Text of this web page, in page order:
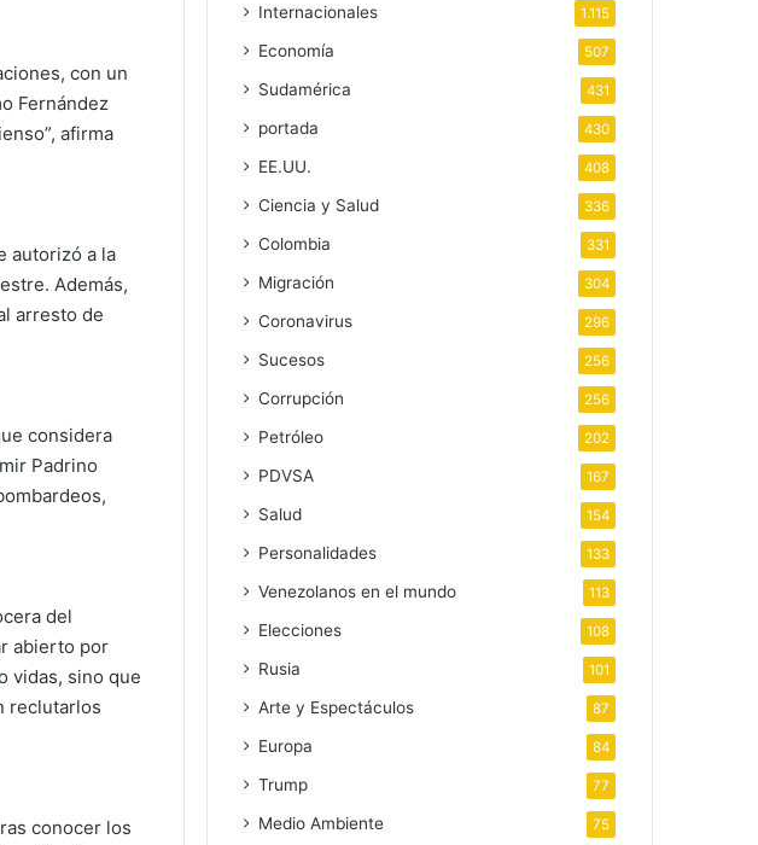
con un
Fernández
afirma
autorizó a la
Además,
arresto de
considera
Padrino
del
abierto por
vidas, sino que
reclutarlos
conocer los
Internacionales 1.115
Economía 507
Sudamérica 431
portada 430
EE.UU. 408
Ciencia y Salud 336
Colombia 331
Migración 304
Coronavirus 296
Sucesos 256
Corrupción 256
Petróleo 202
PDVSA 167
Salud 154
Personalidades 133
Venezolanos en el mundo 113
Elecciones 108
Rusia 101
Arte y Espectáculos 87
Europa 84
Trump 77
Medio Ambiente 75